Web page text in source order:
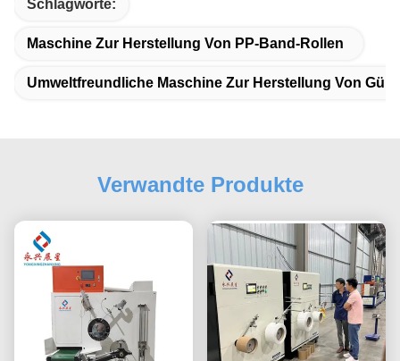
Schlagworte:
Maschine Zur Herstellung Von PP-Band-Rollen
Umweltfreundliche Maschine Zur Herstellung Von
Verwandte Produkte